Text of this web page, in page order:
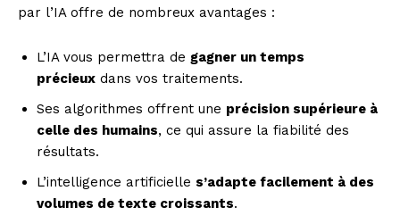
par l’IA offre de nombreux avantages :
L’IA vous permettra de gagner un temps
précieux dans vos traitements.
Ses algorithmes offrent une précision supérieure à
celle des humains, ce qui assure la fiabilité des
résultats.
L’intelligence artificielle s’adapte facilement à des
volumes de texte croissants.